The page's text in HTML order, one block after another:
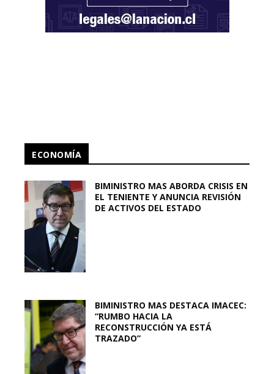
ECONOMÍA
BIMINISTRO MAS ABORDA CRISIS EN
EL TENIENTE Y ANUNCIA REVISIÓN
DE ACTIVOS DEL ESTADO
BIMINISTRO MAS DESTACA IMACEC:
“RUMBO HACIA LA
RECONSTRUCCIÓN YA ESTÁ
TRAZADO”